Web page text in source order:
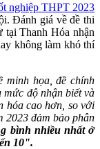
nghiệp THPT 2023
Đánh giá về đề thi
Thanh Hóa nhận
không làm khó thí
minh họa, đề chính
mức độ nhận biết và
hóa cao hơn, so với
2023 đảm bảo phân
bình nhiều nhất ở
10".